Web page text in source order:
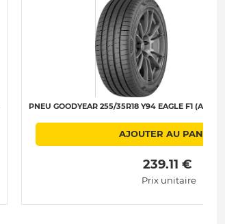
PNEU GOODYEAR 255/35R18 Y94 EAGLE F1
AJOUTER AU PANIER
239.11 €
Prix unitaire